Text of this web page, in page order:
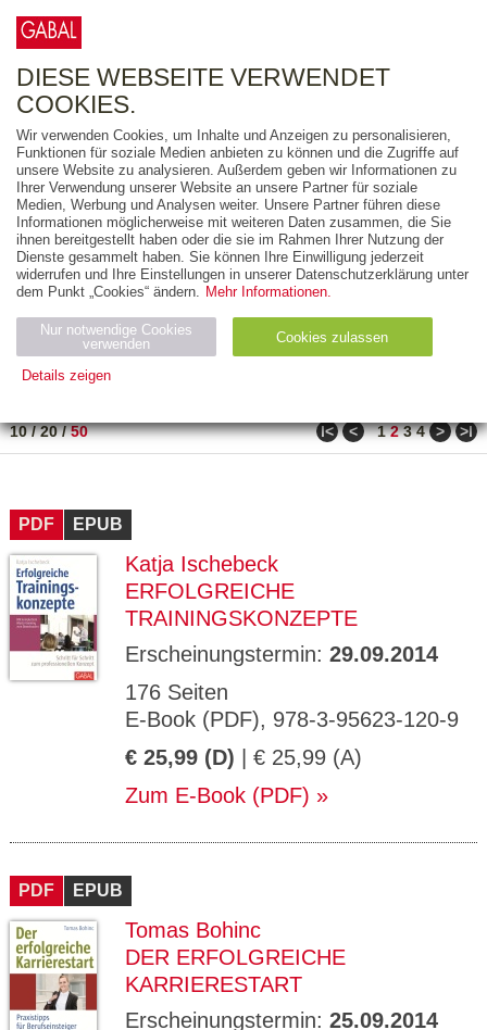
FREITEXT
AUSGABEART
AUS DER REIHE
ZUM THEMA
Neuerscheinung
Bestseller
PREIS
10/20/50 ǀ< < 1 2 3 4 > >ǀ
PDF EPUB
Katja Ischebeck
ERFOLGREICHE
TRAININGSKONZEPTE
Erscheinungstermin: 29.09.2014
176 Seiten
E-Book (PDF), 978-3-95623-120-9
€ 25,99 (D) | € 25,99 (A)
Zum E-Book (PDF)
PDF EPUB
Tomas Bohinc
DER ERFOLGREICHE
KARRIERESTART
Erscheinungstermin: 25.09.2014
DIESE WEBSEITE VERWENDET
COOKIES.
Wir verwenden Cookies, um Inhalte und Anzeigen zu personalisieren,
Funktionen für soziale Medien anbieten zu können und die Zugriffe auf
unsere Website zu analysieren. Außerdem geben wir Informationen zu
Ihrer Verwendung unserer Website an unsere Partner für soziale
Medien, Werbung und Analysen weiter. Unsere Partner führen diese
Informationen möglicherweise mit weiteren Daten zusammen, die Sie
ihnen bereitgestellt haben oder die sie im Rahmen Ihrer Nutzung der
Dienste gesammelt haben. Sie können Ihre Einwilligung jederzeit
widerrufen und Ihre Einstellungen in unserer Datenschutzerklärung unter
dem Punkt „Cookies“ ändern. Mehr Informationen.
Nur notwendige Cookies
verwenden
Cookies zulassen
Details zeigen
Name Zweck
Ty
ESSION
_ID
verlag.
de
GV_CO
OKIES
gabal-
Speichert den Zustimmungsstatus des
Benutzers für Cookies auf der aktuellen
Domäne.